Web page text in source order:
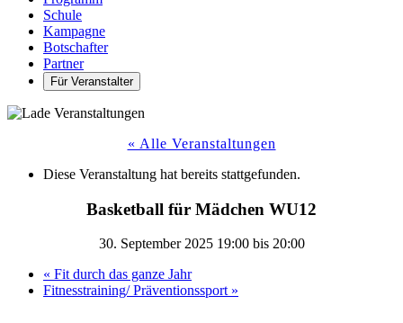
Schule
Kampagne
Botschafter
Partner
Für Veranstalter
« Alle Veranstaltungen
Diese Veranstaltung hat bereits stattgefunden.
Basketball für Mädchen WU12
30. September 2025 19:00bis 20:00
« Fit durch das ganze Jahr
Fitnesstraining/ Präventionssport »